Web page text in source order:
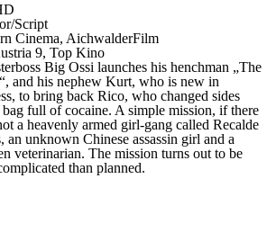
Script
Cinema, AichwalderFilm
9, Top Kino
Big Ossi launches his henchman „The
and his nephew Kurt, who is new in
to bring back Rico, who changed sides
full of cocaine. A simple mission, if there
a heavenly armed girl-gang called Recalde
an unknown Chinese assassin girl and a
veterinarian. The mission turns out to be
than planned.